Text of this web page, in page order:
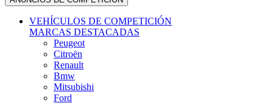
VEHÍCULOS DE COMPETICIÓN
MARCAS DESTACADAS
Peugeot
Citroën
Renault
Bmw
Mitsubishi
Ford
Porsche